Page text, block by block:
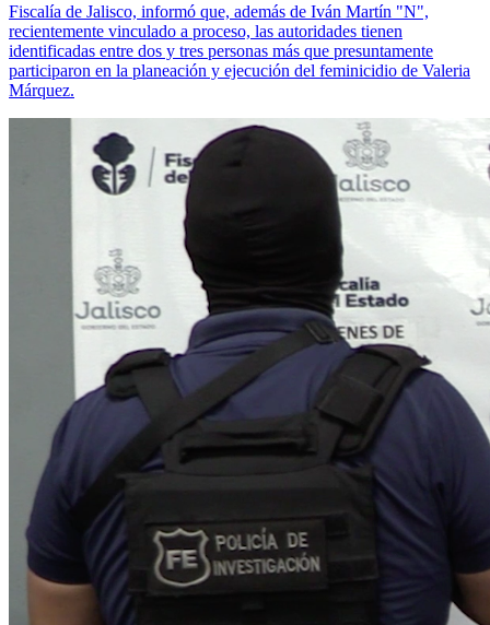
Fiscalía de Jalisco, informó que, además de Iván Martín "N",
recientemente vinculado a proceso, las autoridades tienen
identificadas entre dos y tres personas más que presuntamente
participaron en la planeación y ejecución del feminicidio de Valeria
Márquez.